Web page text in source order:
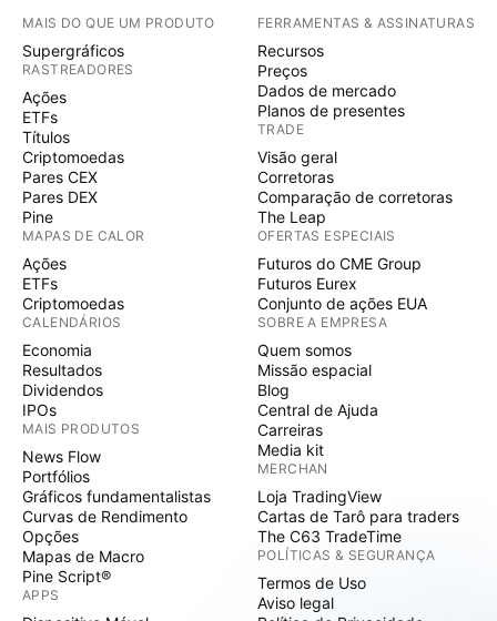
MAIS DO QUE UM PRODUTO
Supergráficos
RASTREADORES
Ações
ETFs
Títulos
Criptomoedas
Pares CEX
Pares DEX
Pine
MAPAS DE CALOR
Ações
ETFs
Criptomoedas
CALENDÁRIOS
Economia
Resultados
Dividendos
IPOs
MAIS PRODUTOS
News Flow
Portfólios
Gráficos fundamentalistas
Curvas de Rendimento
Opções
Mapas de Macro
Pine Script®
APPS
FERRAMENTAS & ASSINATURAS
Recursos
Preços
Dados de mercado
Planos de presentes
TRADE
Visão geral
Corretoras
Comparação de corretoras
The Leap
OFERTAS ESPECIAIS
Futuros do CME Group
Futuros Eurex
Conjunto de ações EUA
SOBRE A EMPRESA
Quem somos
Missão espacial
Blog
Central de Ajuda
Carreiras
Media kit
MERCHAN
Loja TradingView
Cartas de Tarô para traders
The C63 TradeTime
POLÍTICAS & SEGURANÇA
Termos de Uso
Aviso legal